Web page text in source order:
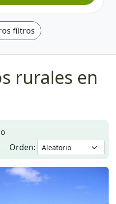
filtros
rurales en
Orden: